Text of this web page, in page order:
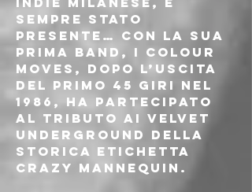
sempre stato
presente… con la sua
prima band, i Colour
Moves, dopo l’uscita
del primo 45 giri nel
1986, ha partecipato
al tributo ai Velvet
Underground della
storica etichetta
Crazy Mannequin.